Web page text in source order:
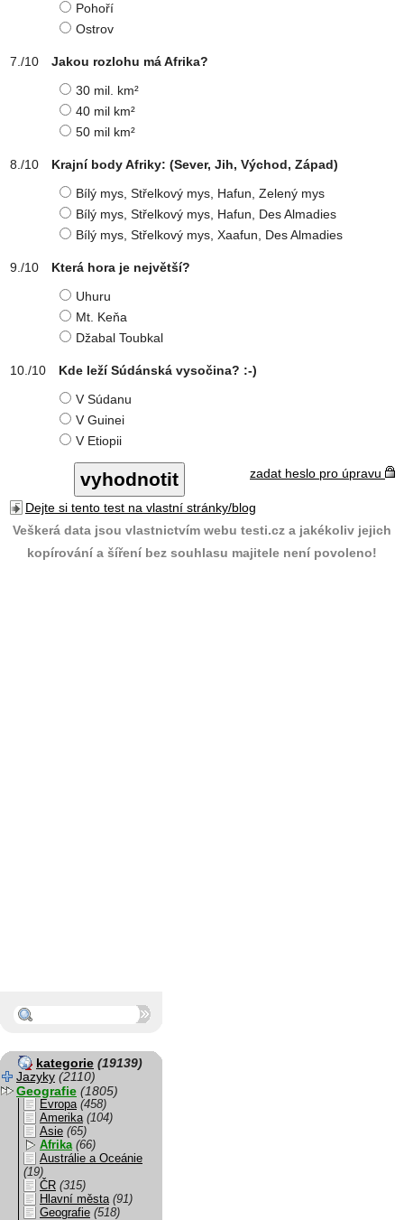
Pohoří
Ostrov
Jakou rozlohu má Afrika?
30 mil. km²
40 mil km²
50 mil km²
Krajní body Afriky: (Sever, Jih, Východ, Západ)
Bílý mys, Střelkový mys, Hafun, Zelený mys
Bílý mys, Střelkový mys, Hafun, Des Almadies
Bílý mys, Střelkový mys, Xaafun, Des Almadies
Která hora je největší?
Uhuru
Mt. Keňa
Džabal Toubkal
Kde leží Súdánská vysočina? :-)
V Súdanu
V Guinei
V Etiopii
zadat heslo pro úpravu
Dejte si tento test na vlastní stránky/blog
Veškerá data jsou vlastnictvím webu testi.cz a jakékoliv jejich
kopírování a šíření bez souhlasu majitele není povoleno!
kategorie (19139)
Jazyky (2110)
Geografie (1805)
Evropa (458)
Amerika (104)
Asie (65)
Afrika (66)
Austrálie a Oceánie
(19)
ČR (315)
Hlavní města (91)
Geografie (518)